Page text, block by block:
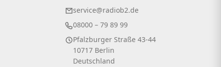
service@radiob2.de
08000 – 79 89 99
Pfalzburger Straße 43-44
10717 Berlin
Deutschland